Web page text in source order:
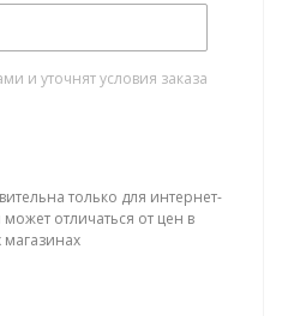
и уточнят условия заказа
только для интернет-
отличаться от цен в